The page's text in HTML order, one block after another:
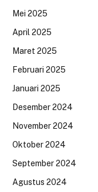
Mei 2025
April 2025
Maret 2025
Februari 2025
Januari 2025
Desember 2024
November 2024
Oktober 2024
September 2024
Agustus 2024